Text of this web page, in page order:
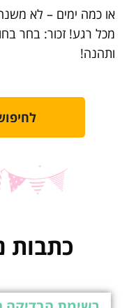
או כמה ימים – לא
מכל רגע! זכור: בחר
ותהנה!
כתבות